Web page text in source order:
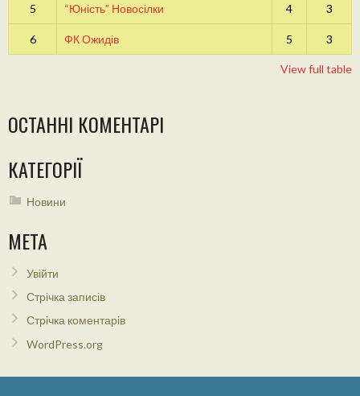
5 “Юність” Новосілки 4 3
6 ФК Ожидів 5 3
View full table
ОСТАННІ КОМЕНТАРІ
КАТЕГОРІЇ
Новини
МЕТА
Увійти
Стрічка записів
Стрічка коментарів
WordPress.org